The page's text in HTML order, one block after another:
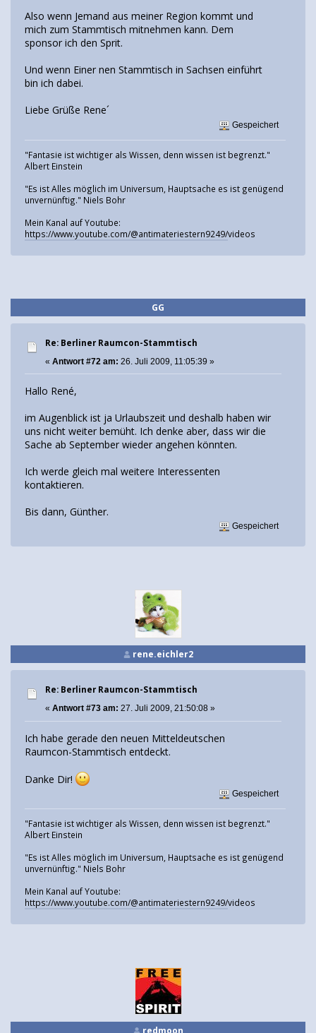
Also wenn Jemand aus meiner Region kommt und
mich zum Stammtisch mitnehmen kann. Dem
sponsor ich den Sprit.
Und wenn Einer nen Stammtisch in Sachsen einführt
bin ich dabei.
Liebe Grüße Rene´
Gespeichert
"Fantasie ist wichtiger als Wissen, denn wissen ist begrenzt."
Albert Einstein
"Es ist Alles möglich im Universum, Hauptsache es ist genügend
unvernünftig." Niels Bohr
Mein Kanal auf Youtube:
https://www.youtube.com/@antimateriestern9249/videos
GG
Re: Berliner Raumcon-Stammtisch
« Antwort #72 am: 26. Juli 2009, 11:05:39 »
Hallo René,
im Augenblick ist ja Urlaubszeit und deshalb haben wir
uns nicht weiter bemüht. Ich denke aber, dass wir die
Sache ab September wieder angehen könnten.
Ich werde gleich mal weitere Interessenten
kontaktieren.
Bis dann, Günther.
Gespeichert
rene.eichler2
Re: Berliner Raumcon-Stammtisch
« Antwort #73 am: 27. Juli 2009, 21:50:08 »
Ich habe gerade den neuen Mitteldeutschen
Raumcon-Stammtisch entdeckt.
Danke Dir!
Gespeichert
"Fantasie ist wichtiger als Wissen, denn wissen ist begrenzt."
Albert Einstein
"Es ist Alles möglich im Universum, Hauptsache es ist genügend
unvernünftig." Niels Bohr
Mein Kanal auf Youtube:
https://www.youtube.com/@antimateriestern9249/videos
redmoon